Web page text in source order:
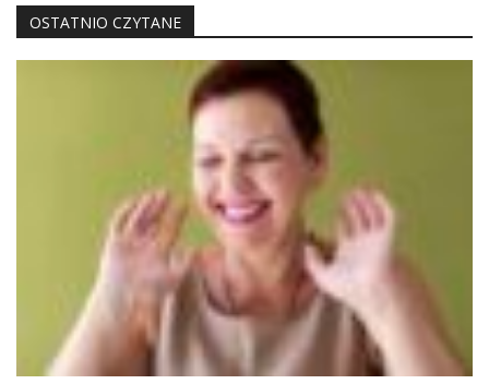
OSTATNIO CZYTANE